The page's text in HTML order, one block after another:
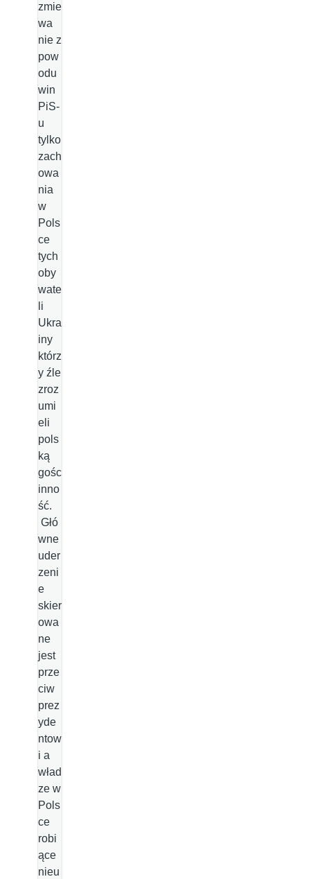
zmie
wa
nie z
pow
odu
win
PiS-
u
tylko
zach
owa
nia
w
Pols
ce
tych
oby
wate
li
Ukra
iny
którz
y źle
zroz
umi
eli
pols
ką
gośc
inno
ść.
Głó
wne
uder
zeni
e
skier
owa
ne
jest
prze
ciw
prez
yde
ntow
i a
wład
ze w
Pols
ce
robi
ące
nieu